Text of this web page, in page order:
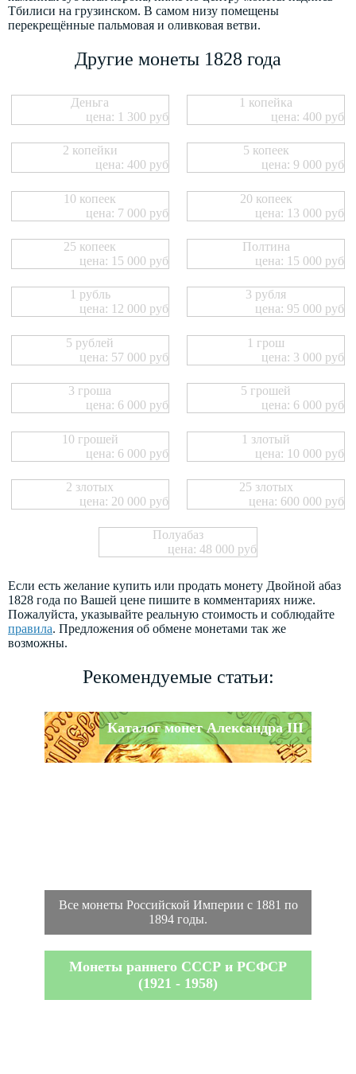
Тбилиси на грузинском. В самом низу помещены
перекрещённые пальмовая и оливковая ветви.
Другие монеты 1828 года
Деньга
цена: 1 300 руб
1 копейка
цена: 400 руб
2 копейки
цена: 400 руб
5 копеек
цена: 9 000 руб
10 копеек
цена: 7 000 руб
20 копеек
цена: 13 000 руб
25 копеек
цена: 15 000 руб
Полтина
цена: 15 000 руб
1 рубль
цена: 12 000 руб
3 рубля
цена: 95 000 руб
5 рублей
цена: 57 000 руб
1 грош
цена: 3 000 руб
3 гроша
цена: 6 000 руб
5 грошей
цена: 6 000 руб
10 грошей
цена: 6 000 руб
1 злотый
цена: 10 000 руб
2 злотых
цена: 20 000 руб
25 злотых
цена: 600 000 руб
Полуабаз
цена: 48 000 руб
Если есть желание купить или продать монету Двойной абаз
1828 года по Вашей цене пишите в комментариях ниже.
Пожалуйста, указывайте реальную стоимость и соблюдайте
правила. Предложения об обмене монетами так же
возможны.
Рекомендуемые статьи:
Каталог монет Александра III
Все монеты Российской Империи с 1881 по
1894 годы.
Монеты раннего СССР и РСФСР
(1921 - 1958)